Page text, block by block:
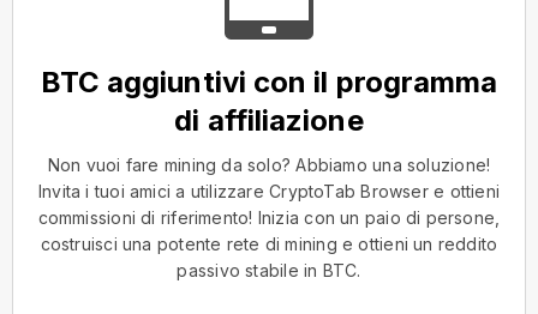
BTC aggiuntivi con il programma
di affiliazione
Non vuoi fare mining da solo? Abbiamo una soluzione!
Invita i tuoi amici a utilizzare CryptoTab Browser e ottieni
commissioni di riferimento! Inizia con un paio di persone,
costruisci una potente rete di mining e ottieni un reddito
passivo stabile in BTC.